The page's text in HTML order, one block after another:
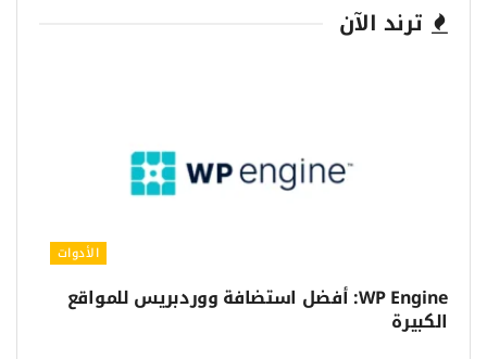
ترند الآن
الأدوات
WP Engine: أفضل استضافة ووردبريس للمواقع
الكبيرة